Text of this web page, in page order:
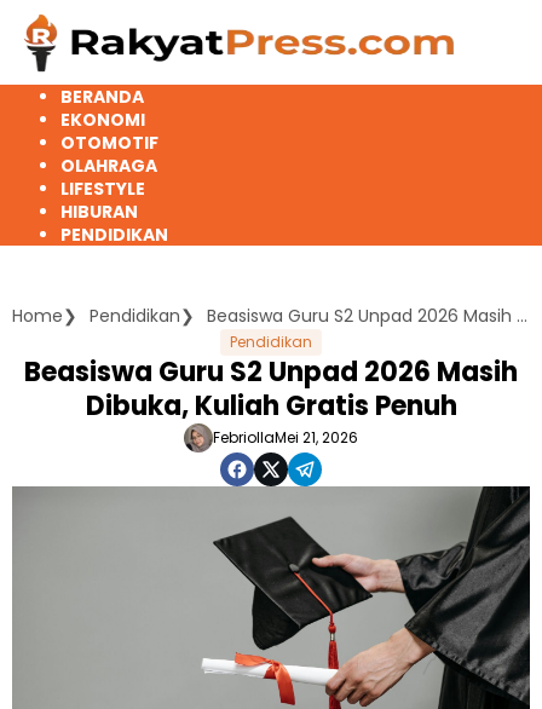
Langsung
konten
BERANDA
EKONOMI
OTOMOTIF
OLAHRAGA
LIFESTYLE
HIBURAN
PENDIDIKAN
Home Pendidikan Beasiswa Guru S2 Unpad 2026 Masih Dibuka, Kuliah Gratis Penuh
Pendidikan
Beasiswa Guru S2 Unpad 2026 Masih
Dibuka, Kuliah Gratis Penuh
FebriollaMei 21, 2026